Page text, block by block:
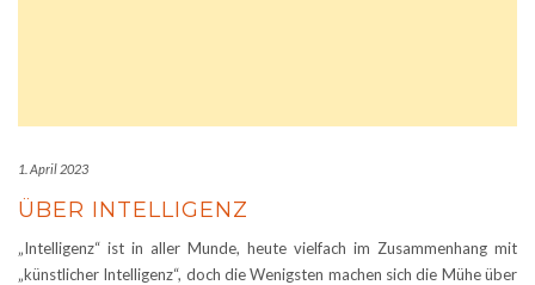
1. April 2023
ÜBER INTELLIGENZ
„Intelligenz“ ist in aller Munde, heute vielfach im Zusammenhang mit
„künstlicher Intelligenz“, doch die Wenigsten machen sich die Mühe über